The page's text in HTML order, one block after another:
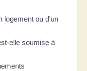
logement ou d'un
elle soumise à